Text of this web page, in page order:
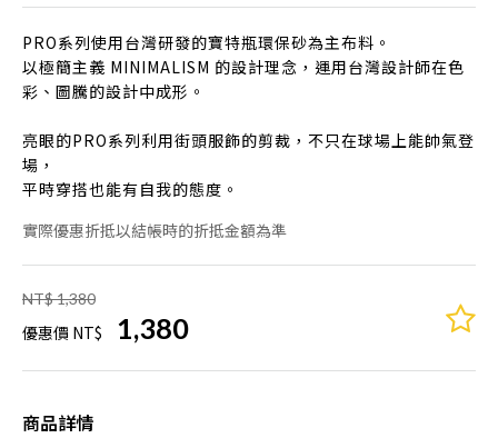
PRO系列使用台灣研發的寶特瓶環保砂為主布料。
以極簡主義 MINIMALISM 的設計理念，運用台灣設計師在色
彩、圖騰的設計中成形。
亮眼的PRO系列利用街頭服飾的剪裁，不只在球場上能帥氣登
場，
平時穿搭也能有自我的態度。
實際優惠折抵以結帳時的折抵金額為準
NT$ 1,380
優惠價 NT$ 1,380
商品詳情